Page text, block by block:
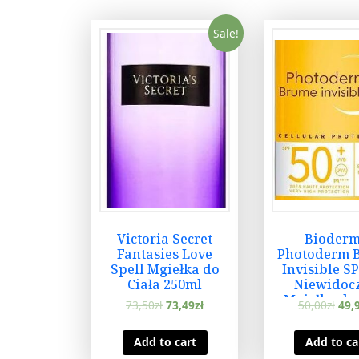
Sale!
Victoria Secret
Fantasies Love
Spell Mgiełka do
Ciała 250ml
73,50zł 73,49zł
Add to cart
Photoderm
Invisible
Mgiełka do
150 ml
50,00zł
Add to